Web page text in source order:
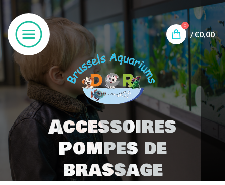
0
/€0,00
Accessoires
Pompes de
brassage